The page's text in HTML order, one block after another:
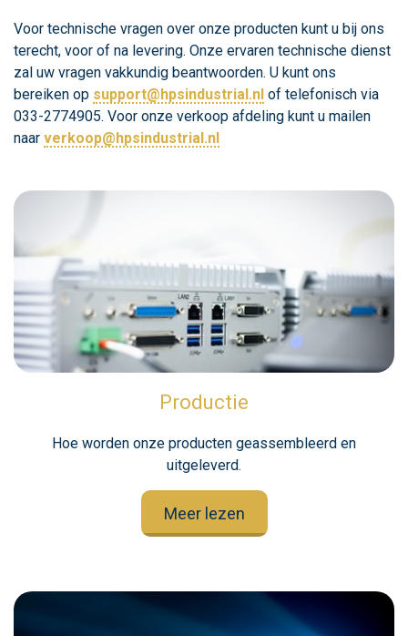
Voor technische vragen over onze producten kunt u bij ons
terecht, voor of na levering. Onze ervaren technische dienst
zal uw vragen vakkundig beantwoorden. U kunt ons
bereiken op support@hpsindustrial.nl of telefonisch via
033-2774905. Voor onze verkoop afdeling kunt u mailen
naar verkoop@hpsindustrial.nl
Productie
Hoe worden onze producten geassembleerd en
uitgeleverd.
Meer lezen